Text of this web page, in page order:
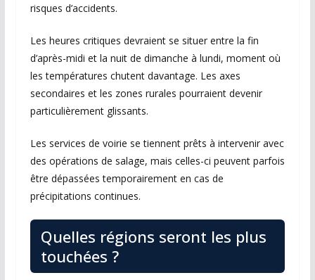
risques d’accidents.
Les heures critiques devraient se situer entre la fin
d’après-midi et la nuit de dimanche à lundi, moment où
les températures chutent davantage. Les axes
secondaires et les zones rurales pourraient devenir
particulièrement glissants.
Les services de voirie se tiennent prêts à intervenir avec
des opérations de salage, mais celles-ci peuvent parfois
être dépassées temporairement en cas de
précipitations continues.
Quelles régions seront les plus
touchées ?